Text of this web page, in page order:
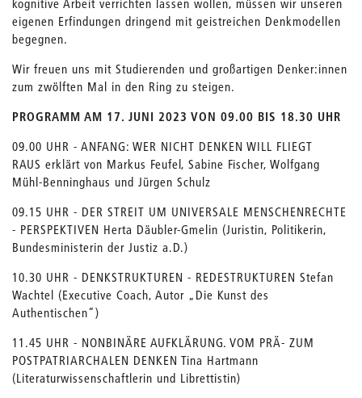
eigenen Erfindungen dringend mit geistreichen Denkmodellen
begegnen.
Wir freuen uns mit Studierenden und großartigen Denker:innen
zum zwölften Mal in den Ring zu steigen.
PROGRAMM AM 17. JUNI 2023 VON 09.00 BIS 18.30 UHR
09.00 UHR - ANFANG: WER NICHT DENKEN WILL FLIEGT
RAUS erklärt von Markus Feufel, Sabine Fischer, Wolfgang
Mühl-Benninghaus und Jürgen Schulz
09.15 UHR - DER STREIT UM UNIVERSALE MENSCHENRECHTE
- PERSPEKTIVEN Herta Däubler-Gmelin (Juristin, Politikerin,
Bundesministerin der Justiz a.D.)
10.30 UHR - DENKSTRUKTUREN - REDESTRUKTUREN Stefan
Wachtel (Executive Coach, Autor „Die Kunst des
Authentischen“)
11.45 UHR - NONBINÄRE AUFKLÄRUNG. VOM PRÄ- ZUM
POSTPATRIARCHALEN DENKEN Tina Hartmann
(Literaturwissenschaftlerin und Librettistin)